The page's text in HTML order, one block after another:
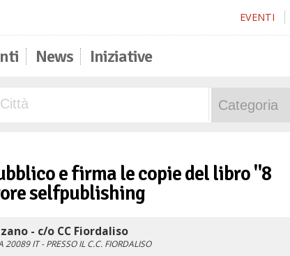
EVENTI
News Iniziative
e firma le copie del libro "8
selfpublishing
- c/o CC Fiordaliso
20089 IT - PRESSO IL C.C. FIORDALISO